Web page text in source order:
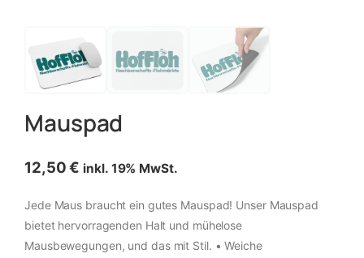
Mauspad
12,50€ inkl. 19% MwSt.
Jede Maus braucht ein gutes Mauspad! Unser Mauspad
bietet hervorragenden Halt und mühelose
Mausbewegungen, und das mit Stil. • Weiche